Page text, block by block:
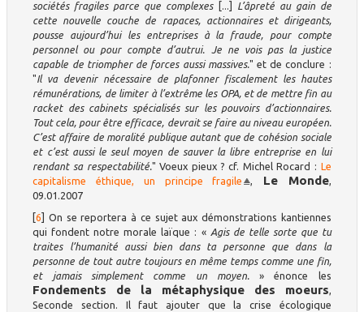
sociétés fragiles parce que complexes[...]
L’âpreté au gain de
cette nouvelle couche de rapaces, actionnaires et dirigeants,
pousse aujourd’hui les entreprises à la fraude, pour compte
personnel ou pour compte d’autrui. Je ne vois pas la justice
capable de triompher de forces aussi massives." et de conclure :
"Il va devenir nécessaire de plafonner fiscalement les hautes
rémunérations, de limiter à l’extrême les OPA, et de mettre fin au
racket des cabinets spécialisés sur les pouvoirs d’actionnaires.
Tout cela, pour être efficace, devrait se faire au niveau européen.
C’est affaire de moralité publique autant que de cohésion sociale
et c’est aussi le seul moyen de sauver la libre entreprise en lui
rendant sa respectabilité." Voeux pieux ? cf. Michel Rocard : Le
capitalisme éthique, un principe fragile
, Le Monde,
09.01.2007
[6 ]On se reportera à ce sujet aux démonstrations kantiennes
qui fondent notre morale laïque : « Agis de telle sorte que tu
traites l’humanité aussi bien dans ta personne que dans la
personne de tout autre toujours en même temps comme une fin,
et jamais simplement comme un moyen.» énonce les
Fondements de la métaphysique des moeurs,
Seconde section. Il faut ajouter que la crise écologique